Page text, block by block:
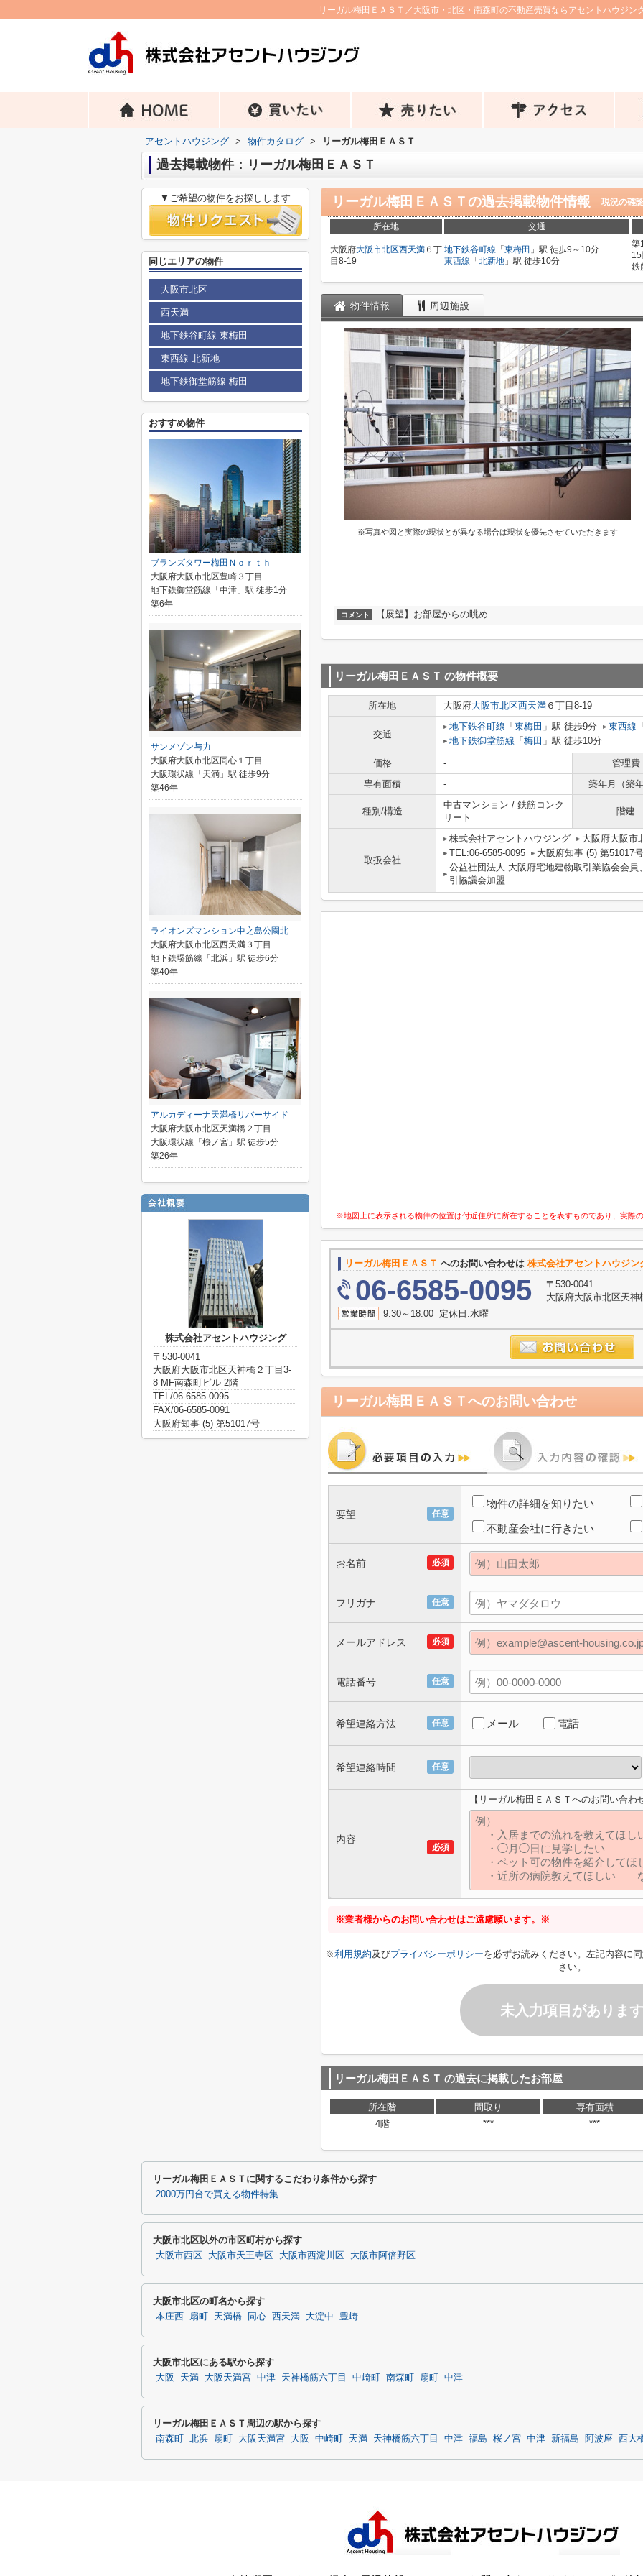
リーガル梅田ＥＡＳＴ／大阪市・北区・南森町の不動産売買ならアセントハウジン
アセントハウジング > 物件カタログ > リーガル梅田ＥＡＳＴ
過去掲載物件：リーガル梅田ＥＡＳＴ
リーガル梅田ＥＡＳＴの過去掲載物件情報 現況の確
所在地 交通
大阪府大阪市北区西天満 ６丁
目8-19
地下鉄谷町線 「 東梅田 」駅 徒歩9～10分
東西線 「 北新地 」駅 徒歩10分
築
鉄
物件情報 周辺施設
※写真や図と実際の現状とが異なる場合は現状を優先させていただきます
コメント 【展望】お部屋からの眺め
リーガル梅田ＥＡＳＴ の物件概要
所在地 大阪府大阪市北区西天満 ６丁目8-19
交通
地下鉄谷町線 「 東梅田 」駅 徒歩9分 東西線
地下鉄御堂筋線 「 梅田 」駅 徒歩10分
価格 -
管理費
専有面積
- 築年月（築
種別/構造
中古マンション / 鉄筋コンク
リート
階建
取扱会社
株式会社アセントハウジング
大阪府大阪市
TEL:06-6585-0095
大阪府知事 (5) 第51017号
公益社団法人 大阪府宅地建物取引業協会会
引協議会加盟
※地図上に表示される物件の位置は付近住所に所在することを表すものであり、実際
リーガル梅田ＥＡＳＴ へのお問い合わせは 株式会社アセントハウジン
06-6585-0095
〒530-0041
大阪府大阪市北区天
9:30～18:00 定休日:水曜
リーガル梅田ＥＡＳＴへのお問い合わせ
任意
要望
物件の詳細を知りたい
不動産会社に行きたい
必須
お名前
任意
フリガナ
必須
メールアドレス
任意
電話番号
任意
希望連絡方法 メール 電話
任意
希望連絡時間
必須
内容
【リーガル梅田ＥＡＳＴへのお問い合わ
※業者様からのお問い合わせはご遠慮願います。※
※利用規約及びプライバシーポリシーを必ずお読みください。左記内容に
さい。
未入力項目があります
リーガル梅田ＥＡＳＴ の過去に掲載したお部屋
所在階 間取り
専有面積
4階
*** ***
▼ご希望の物件をお探しします
同じエリアの物件
大阪市北区
西天満
地下鉄谷町線 東梅田
東西線 北新地
地下鉄御堂筋線 梅田
おすすめ物件
ブランズタワー梅田Ｎｏｒｔｈ
大阪府大阪市北区豊崎３丁目
地下鉄御堂筋線「中津」駅 徒歩1分
築6年
サンメゾン与力
大阪府大阪市北区同心１丁目
大阪環状線「天満」駅 徒歩9分
築46年
ライオンズマンション中之島公園北
大阪府大阪市北区西天満３丁目
地下鉄堺筋線「北浜」駅 徒歩6分
築40年
アルカディーナ天満橋リバーサイド
大阪府大阪市北区天満橋２丁目
大阪環状線「桜ノ宮」駅 徒歩5分
築26年
株式会社アセントハウジング
〒530-0041
大阪府大阪市北区天神橋２丁目3-
8 MF南森町ビル 2階
TEL/06-6585-0095
FAX/06-6585-0091
大阪府知事 (5) 第51017号
リーガル梅田ＥＡＳＴに関するこだわり条件から探す
2000万円台で買える物件特集
大阪市北区以外の市区町村から探す
大阪市西区 大阪市天王寺区 大阪市西淀川区 大阪市阿倍野区
大阪市北区の町名から探す
本庄西 扇町 天満橋 同心 西天満 大淀中 豊崎
大阪市北区にある駅から探す
大阪 天満 大阪天満宮 中津 天神橋筋六丁目 中崎町 南森町 扇町 中津
リーガル梅田ＥＡＳＴ周辺の駅から探す
南森町 北浜 扇町 大阪天満宮 大阪 中崎町 天満 天神橋筋六丁目 中津 福島 桜ノ宮 中津 新福島 阿波座 西大